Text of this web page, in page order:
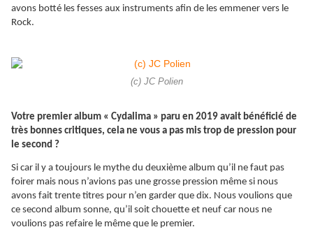
avons botté les fesses aux instruments afin de les emmener vers le
Rock.
(c) JC Polien
Votre premier album « Cydalima » paru en 2019 avait bénéficié de
très bonnes critiques, cela ne vous a pas mis trop de pression pour
le second ?
Si car il y a toujours le mythe du deuxième album qu’il ne faut pas
foirer mais nous n’avions pas une grosse pression même si nous
avons fait trente titres pour n’en garder que dix. Nous voulions que
ce second album sonne, qu’il soit chouette et neuf car nous ne
voulions pas refaire le même que le premier.